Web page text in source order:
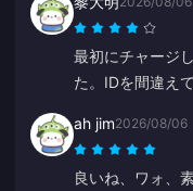
最初にチャージ
た。IDを間違え
は問題なく成功
続けます。
ah jim2026/08/06
良いね、ワォ、